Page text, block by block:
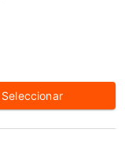
Seleccionar